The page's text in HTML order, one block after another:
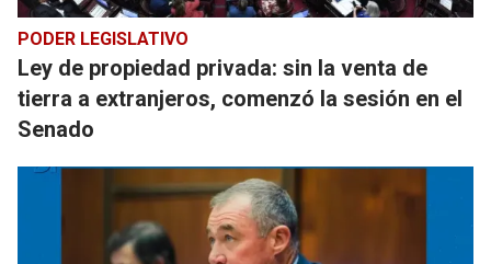
PODER LEGISLATIVO
Ley de propiedad privada: sin la venta de
tierra a extranjeros, comenzó la sesión en el
Senado